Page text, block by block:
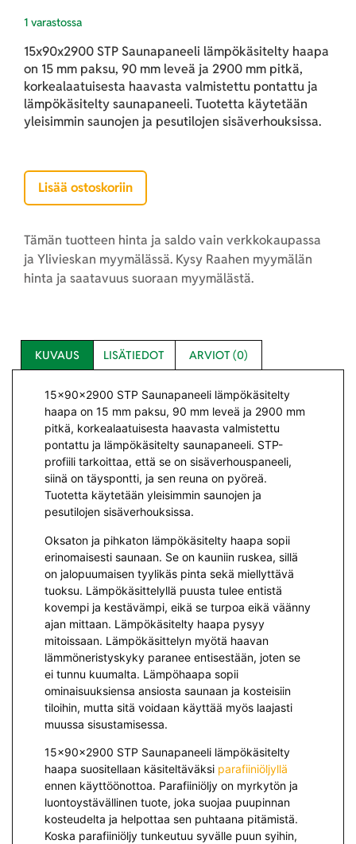
1 varastossa
15x90x2900 STP Saunapaneeli lämpökäsitelty haapa
on 15 mm paksu, 90 mm leveä ja 2900 mm pitkä,
korkealaatuisesta haavasta valmistettu pontattu ja
lämpökäsitelty saunapaneeli. Tuotetta käytetään
yleisimmin saunojen ja pesutilojen sisäverhouksissa.
Lisää ostoskoriin
Tämän tuotteen hinta ja saldo vain verkkokaupassa
ja Ylivieskan myymälässä. Kysy Raahen myymälän
hinta ja saatavuus suoraan myymälästä.
KUVAUS LISÄTIEDOT ARVIOT (0)
15x90x2900 STP Saunapaneeli lämpökäsitelty
haapa on 15 mm paksu, 90 mm leveä ja 2900 mm
pitkä, korkealaatuisesta haavasta valmistettu
pontattu ja lämpökäsitelty saunapaneeli. STP-
profiili tarkoittaa, että se on sisäverhouspaneeli,
siinä on täyspontti, ja sen reuna on pyöreä.
Tuotetta käytetään yleisimmin saunojen ja
pesutilojen sisäverhouksissa.
Oksaton ja pihkaton lämpökäsitelty haapa sopii
erinomaisesti saunaan. Se on kauniin ruskea, sillä
on jalopuumaisen tyylikäs pinta sekä miellyttävä
tuoksu. Lämpökäsittelyllä puusta tulee entistä
kovempi ja kestävämpi, eikä se turpoa eikä väänny
ajan mittaan. Lämpökäsitelty haapa pysyy
mitoissaan. Lämpökäsittelyn myötä haavan
lämmöneristyskyky paranee entisestään, joten se
ei tunnu kuumalta. Lämpöhaapa sopii
ominaisuuksiensa ansiosta saunaan ja kosteisiin
tiloihin, mutta sitä voidaan käyttää myös laajasti
muussa sisustamisessa.
15x90x2900 STP Saunapaneeli lämpökäsitelty
haapa suositellaan käsiteltäväksi parafiiniöljyllä
ennen käyttöönottoa. Parafiiniöljy on myrkytön ja
luontoystävällinen tuote, joka suojaa puupinnan
kosteudelta ja helpottaa sen puhtaana pitämistä.
Koska parafiiniöljy tunkeutuu syvälle puun syihin,